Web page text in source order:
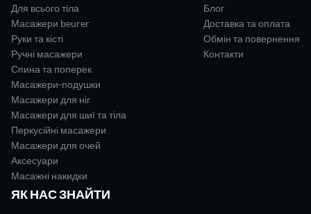
ЯК НАС ЗНАЙТИ
Для всього тіла
Масажери beurer
Руки та кісті
Ручні масажери
Спина та поперек
Масажери-подушки
Масажери для ніг
Масажери для шиї та тіла
Перкусійні масажери
Масажери для очей
Аксесуари
Масажні накидки
Блог
Доставка та оплата
Обмін та повернення
Контакти